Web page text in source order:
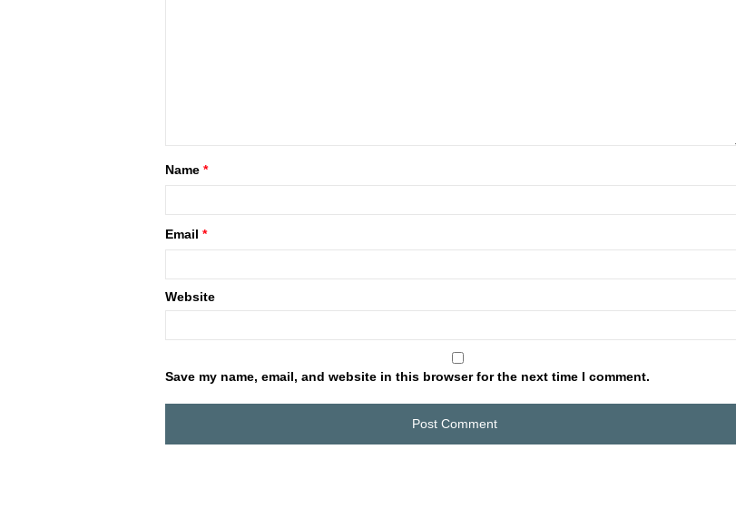
Name *
Email *
Website
Save my name, email, and website in this browser for the next time I comment.